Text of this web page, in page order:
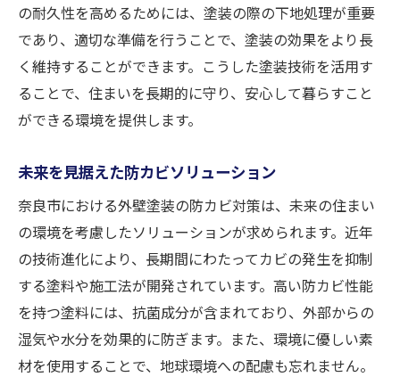
の耐久性を高めるためには、塗装の際の下地処理が重要
であり、適切な準備を行うことで、塗装の効果をより長
く維持することができます。こうした塗装技術を活用す
ることで、住まいを長期的に守り、安心して暮らすこと
ができる環境を提供します。
未来を見据えた防カビソリューション
奈良市における外壁塗装の防カビ対策は、未来の住まい
の環境を考慮したソリューションが求められます。近年
の技術進化により、長期間にわたってカビの発生を抑制
する塗料や施工法が開発されています。高い防カビ性能
を持つ塗料には、抗菌成分が含まれており、外部からの
湿気や水分を効果的に防ぎます。また、環境に優しい素
材を使用することで、地球環境への配慮も忘れません。